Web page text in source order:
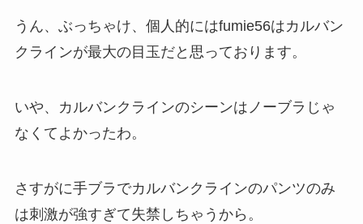
うん、ぶっちゃけ、個人的にはfumie56はカルバン
クラインが最大の目玉だと思っております。
いや、カルバンクラインのシーンはノーブラじゃ
なくてよかったわ。
さすがに手ブラでカルバンクラインのパンツのみ
は刺激が強すぎて失禁しちゃうから。